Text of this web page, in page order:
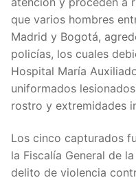
que varios hombres
Madrid y Bogotá,
policías, los cuales
Hospital María
uniformados
rostro y extremidades
Los cinco capturados
la Fiscalía General de
delito de violencia